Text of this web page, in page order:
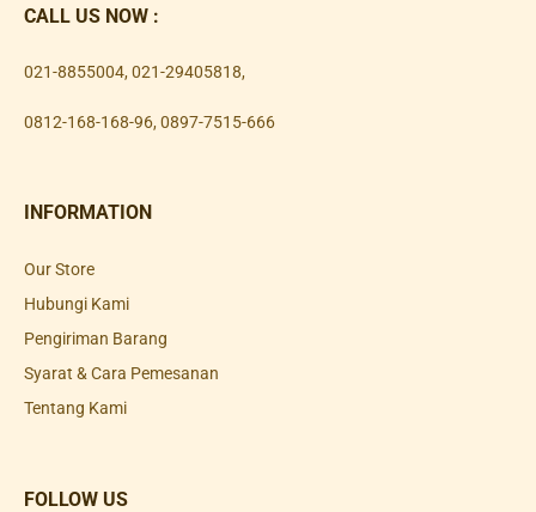
CALL US NOW :
021-8855004, 021-29405818,
0812-168-168-96, 0897-7515-666
INFORMATION
Our Store
Hubungi Kami
Pengiriman Barang
Syarat & Cara Pemesanan
Tentang Kami
FOLLOW US